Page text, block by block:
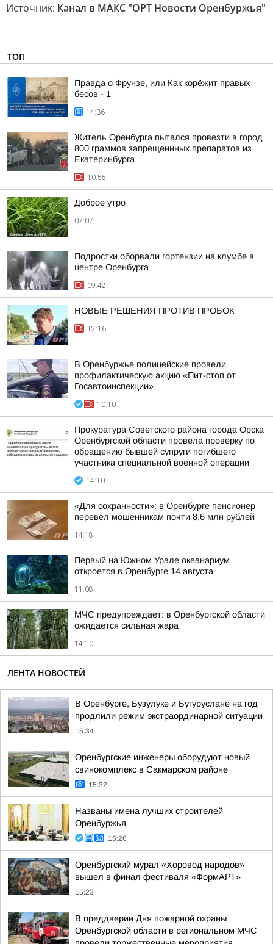
Источник: Канал в МАКС "ОРТ Новости Оренбуржья"
ТОП
Правда о Фрунзе, или Как корёжит правых
бесов - 1
14:36
Житель Оренбурга пытался провезти в город
800 граммов запрещеннных препаратов из
Екатеринбурга
10:55
Доброе утро
07:07
Подростки оборвали гортензии на клумбе в
центре Оренбурга
09:42
НОВЫЕ РЕШЕНИЯ ПРОТИВ ПРОБОК
12:16
В Оренбуржье полицейские провели
профилактическую акцию «Пит-стоп от
Госавтоинспекции»
10:10
Прокуратура Советского района города Орска
Оренбургской области провела проверку по
обращению бывшей супруги погибшего
участника специальной военной операции
14:10
«Для сохранности»: в Оренбурге пенсионер
перевёл мошенникам почти 8,6 млн рублей
14:18
Первый на Южном Урале океанариум
откроется в Оренбурге 14 августа
11:08
МЧС предупреждает: в Оренбургской области
ожидается сильная жара
14:10
ЛЕНТА НОВОСТЕЙ
В Оренбурге, Бузулуке и Бугуруслане на год
продлили режим экстраординарной ситуации
15:34
Оренбургские инженеры оборудуют новый
свинокомплекс в Сакмарском районе
15:32
Названы имена лучших строителей
Оренбуржья
15:26
Оренбургский мурал «Хоровод народов»
вышел в финал фестиваля «ФормАРТ»
15:23
В преддверии Дня пожарной охраны
Оренбургской области в региональном МЧС